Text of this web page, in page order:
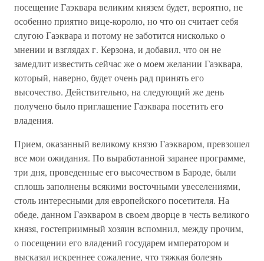
посещение Гаэквара великим князем будет, вероятно, не
особенно приятно вице-королю, но что он считает себя
слугою Гаэквара и потому не заботится нисколько о
мнении и взглядах г. Керзона, и добавил, что он не
замедлит известить сейчас же о моем желании Гаэквара,
который, наверно, будет очень рад принять его
высочество. Действительно, на следующий же день
получено было приглашение Гаэквара посетить его
владения.
Прием, оказанный великому князю Гаэкваром, превзошел
все мои ожидания. По выработанной заранее программе,
три дня, проведенные его высочеством в Бароде, были
сплошь заполнены всякими восточными увеселениями,
столь интересными для европейского посетителя. На
обеде, данном Гаэкваром в своем дворце в честь великого
князя, гостеприимный хозяин вспомнил, между прочим,
о посещении его владений государем императором и
высказал искреннее сожаление, что тяжкая болезнь